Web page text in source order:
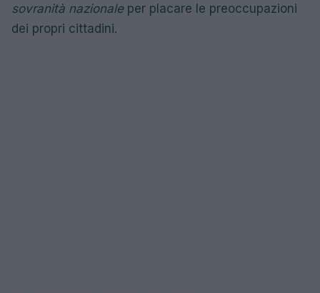
sovranità nazionaleper placare le preoccupazioni
dei propri cittadini.